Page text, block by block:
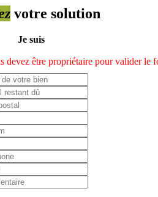
votre solution
Je suis
devez être propriétaire pour valider le